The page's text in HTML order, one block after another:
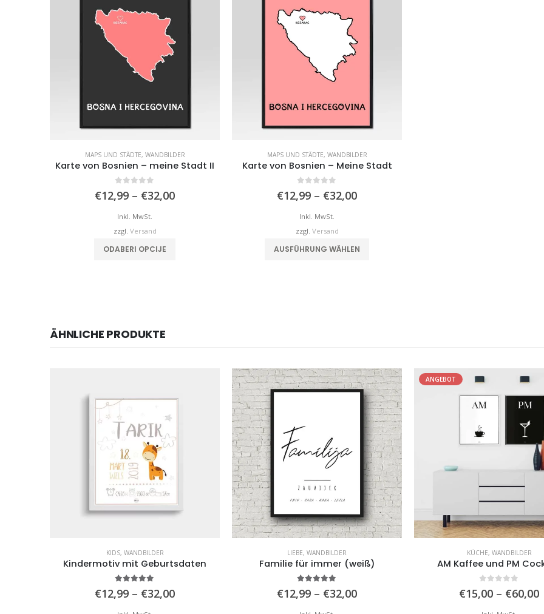
MAPS UND STÄDTE, WANDBILDER
Karte von Bosnien – meine Stadt II
€12,99 – €32,00Preisspanne:
Inkl. MwSt.
zzgl. Versand
ODABERI OPCIJE
MAPS UND STÄDTE, WANDBILDER
Karte von Bosnien – Meine Stadt
€12,99 – €32,00Preisspanne:
Inkl. MwSt.
zzgl. Versand
AUSFÜHRUNG WÄHLEN
ÄHNLICHE PRODUKTE
KIDS, WANDBILDER
Kindermotiv mit Geburtsdaten
€12,99 – €32,00Preisspanne:
LIEBE, WANDBILDER
Familie für immer (weiß)
€12,99 – €32,00Preisspanne:
ANGEBOT
KÜCHE, WANDBILDER
AM Kaffee und PM
€15,00 – €60,00